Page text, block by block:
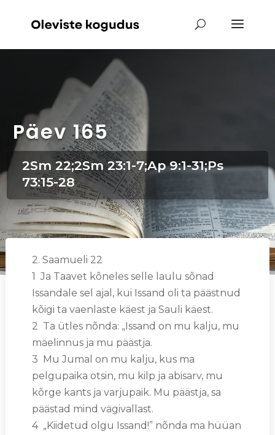
Päev 165
2Sm 22;2Sm 23:1-7;Ap 9:1-31;Ps
73:15-28
2. Saamueli 22
1 Ja Taavet kõneles selle laulu sõnad
Issandale sel ajal, kui Issand oli ta päästnud
kõigi ta vaenlaste käest ja Sauli käest.
2 Ta ütles nõnda: „Issand on mu kalju, mu
mäelinnus ja mu päästja.
3 Mu Jumal on mu kalju, kus ma
pelgupaika otsin, mu kilp ja abisarv, mu
kõrge kants ja varjupaik. Mu päästja, sa
päästad mind vägivallast.
4 „Kiidetud olgu Issand!” nõnda ma hüüan